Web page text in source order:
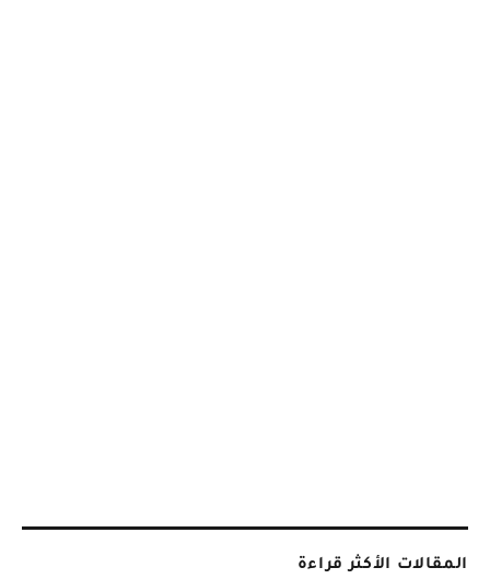
المقالات الأكثر قراءة